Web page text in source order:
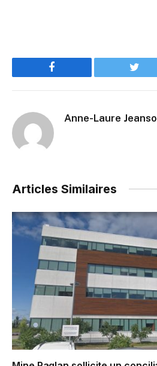
Facebook
Anne-Laure
Articles Similaires